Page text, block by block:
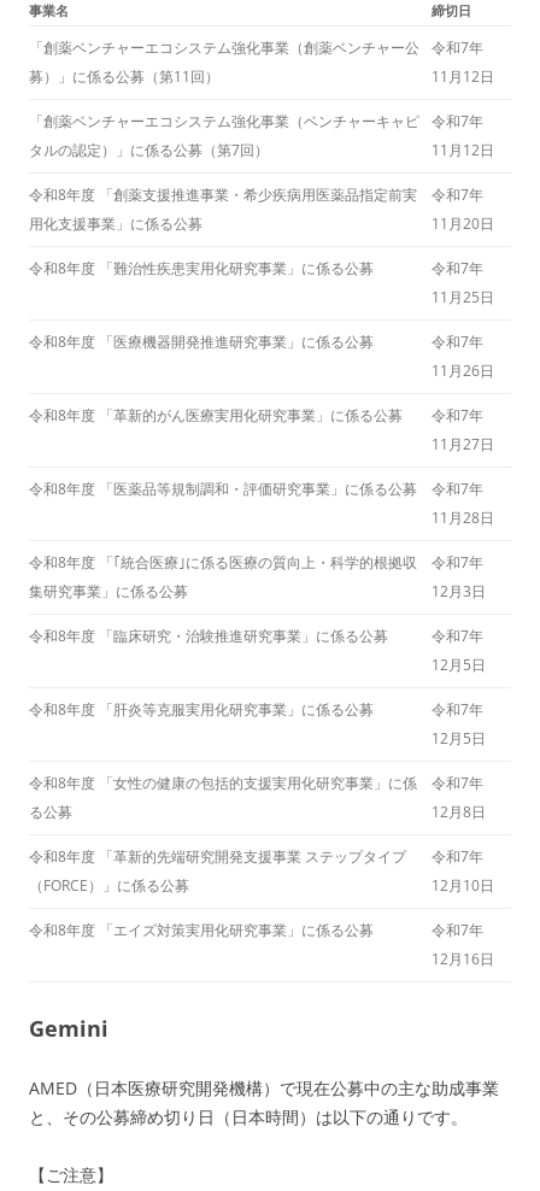
事業名 締切日
「創薬ベンチャーエコシステム強化事業（創薬ベンチャー公
募）」に係る公募（第11回）
令和7年
11月12日
「創薬ベンチャーエコシステム強化事業（ベンチャーキャピ
タルの認定）」に係る公募（第7回）
令和7年
11月12日
令和8年度 「創薬支援推進事業・希少疾病用医薬品指定前実
用化支援事業」に係る公募
令和7年
11月20日
令和8年度 「難治性疾患実用化研究事業」に係る公募
令和7年
11月25日
令和8年度 「医療機器開発推進研究事業」に係る公募
令和7年
11月26日
令和8年度 「革新的がん医療実用化研究事業」に係る公募
令和7年
11月27日
令和8年度 「医薬品等規制調和・評価研究事業」に係る公募
令和7年
11月28日
令和8年度 「｢統合医療｣に係る医療の質向上・科学的根拠収
集研究事業」に係る公募
令和7年
12月3日
令和8年度 「臨床研究・治験推進研究事業」に係る公募
令和7年
12月5日
令和8年度 「肝炎等克服実用化研究事業」に係る公募
令和7年
12月5日
令和8年度 「女性の健康の包括的支援実用化研究事業」に係
る公募
令和7年
12月8日
令和8年度 「革新的先端研究開発支援事業 ステップタイプ
（FORCE）」に係る公募
令和7年
12月10日
令和8年度 「エイズ対策実用化研究事業」に係る公募
令和7年
12月16日
Gemini
AMED（日本医療研究開発機構）で現在公募中の主な助成事業
と、その公募締め切り日（日本時間）は以下の通りです。
【ご注意】